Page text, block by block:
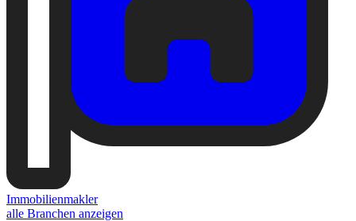
Immobilienmakler
alle Branchen anzeigen